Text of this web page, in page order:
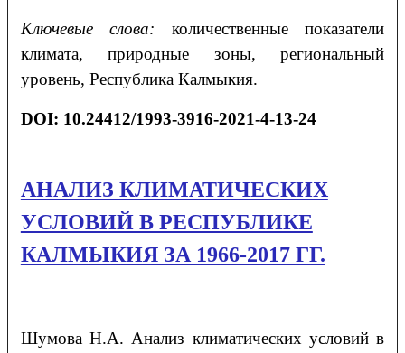
Ключевые слова: количественные показатели
климата, природные зоны, региональный
уровень, Республика Калмыкия.
DOI: 10.24412/1993-3916-2021-4-13-24
АНАЛИЗ КЛИМАТИЧЕСКИХ
УСЛОВИЙ В РЕСПУБЛИКЕ
КАЛМЫКИЯ ЗА 1966-2017 ГГ.
ШумоваН.А. Анализ климатических условий в